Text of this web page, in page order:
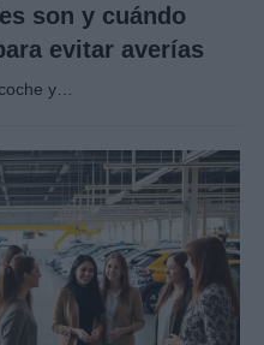
son y cuándo
evitar averías
y…